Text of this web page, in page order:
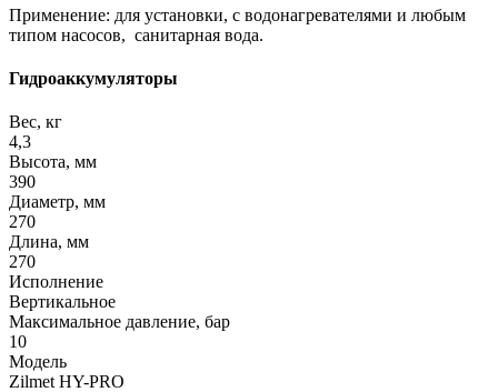
Применение: для установки, с водонагревателями и любым
типом насосов, санитарная вода.
Гидроаккумуляторы
Вес, кг
4,3
Высота, мм
390
Диаметр, мм
270
Длина, мм
270
Исполнение
Вертикальное
Максимальное давление, бар
10
Модель
Zilmet HY-PRO